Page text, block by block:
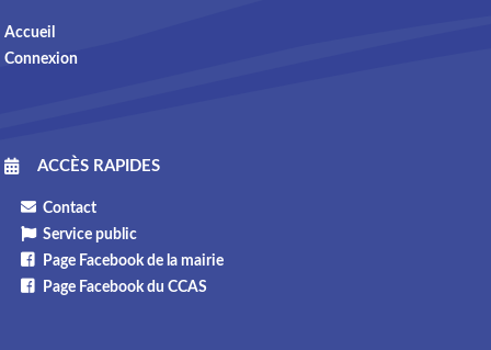
Accueil
Connexion
ACCÈS RAPIDES
Contact
Service public
Page Facebook de la mairie
Page Facebook du CCAS